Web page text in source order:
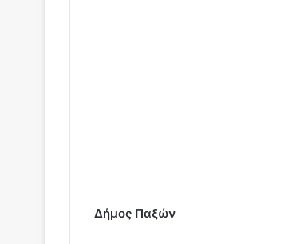
Δήμος Παξών